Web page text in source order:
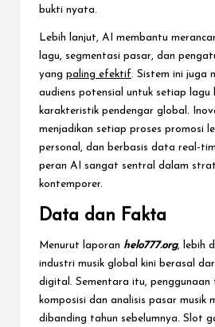
bukti nyata.
Lebih lanjut, AI membantu
lagu, segmentasi pasar, dan
yang paling efektif . Sistem ini juga
audiens potensial untuk setiap lagu
karakteristik pendengar global.
menjadikan setiap proses promosi
personal, dan berbasis data real-
peran AI sangat sentral dalam
kontemporer.
Data dan Fakta
Menurut laporan helo777.org, lebih
industri musik global kini berasal
digital. Sementara itu, penggunaan
komposisi dan analisis pasar musik
dibanding tahun sebelumnya. Slot